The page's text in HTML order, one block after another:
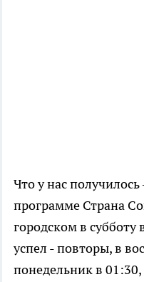
Что у нас
программе Страна
городском в субботу
успел - повторы, в
понедельник в 01:30,